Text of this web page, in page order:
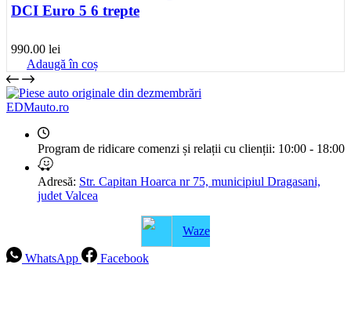
DCI Euro 5 6 trepte
990.00 lei
Adaugă în coș
EDMauto.ro
Program de ridicare comenzi și relații cu clienții: 10:00 - 18:00
Adresă: Str. Capitan Hoarca nr 75, municipiul Dragasani,
judet Valcea
Waze
WhatsApp
Facebook